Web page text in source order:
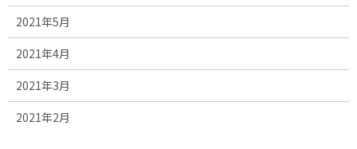
2021年5月
2021年4月
2021年3月
2021年2月